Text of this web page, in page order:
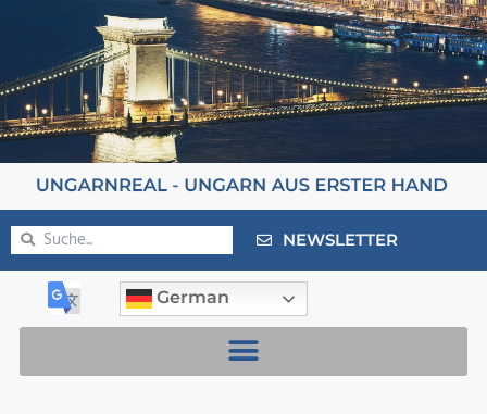
NEWSLETTER
German